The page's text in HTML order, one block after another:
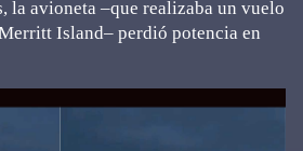
la avioneta –que realizaba un vuelo
Island– perdió potencia en